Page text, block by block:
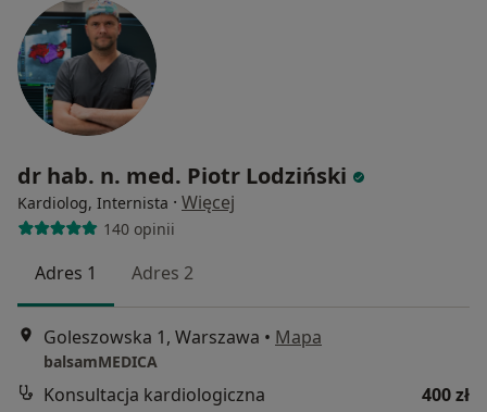
dr hab. n. med. Piotr Lodziński
Kardiolog, Internista · Więcej
140 opinii
Adres 1 Adres 2
Goleszowska 1, Warszawa • Mapa
balsamMEDICA
Konsultacja kardiologiczna
400 zł